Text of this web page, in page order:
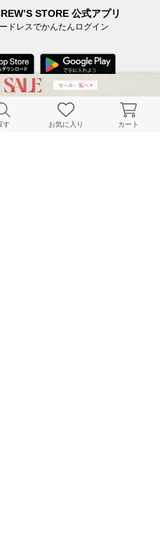
STORE 公式アプリ
ドレスでかんたんログイン
SERVICE
す お気に入り カート